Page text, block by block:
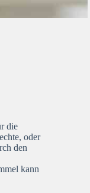
die
oder
den
kann